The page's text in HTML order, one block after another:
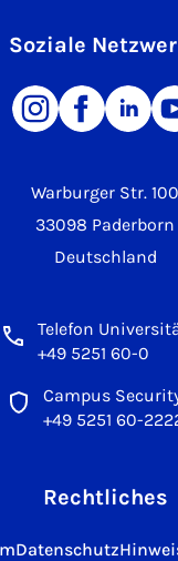
Warburger Str. 100
33098 Paderborn
Deutschland
Telefon
+49 5251 60-0
Campus
+49 5251 60-
Soziale
Rechtliches
Datenschutz